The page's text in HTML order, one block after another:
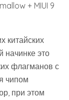
+ MIUI 9
китайских
начинке это
флагманов с
чипом
при этом